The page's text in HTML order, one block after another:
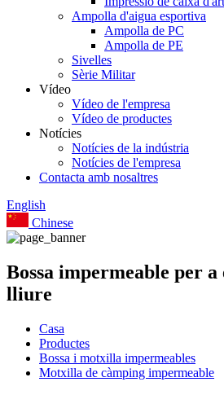
Ampolla d'aigua esportiva
Ampolla de PC
Ampolla de PE
Sivelles
Sèrie Militar
Vídeo
Vídeo de l'empresa
Vídeo de productes
Notícies
Notícies de la indústria
Notícies de l'empresa
Contacta amb nosaltres
English
Chinese
Bossa impermeable per
lliure
Casa
Productes
Bossa i motxilla impermeables
Motxilla de càmping impermeable